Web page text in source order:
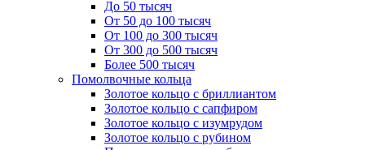
До 50 тысяч
От 50 до 100 тысяч
От 100 до 300 тысяч
От 300 до 500 тысяч
Более 500 тысяч
Помолвочные кольца
Золотое кольцо с бриллиантом
Золотое кольцо с сапфиром
Золотое кольцо с изумрудом
Золотое кольцо с рубином